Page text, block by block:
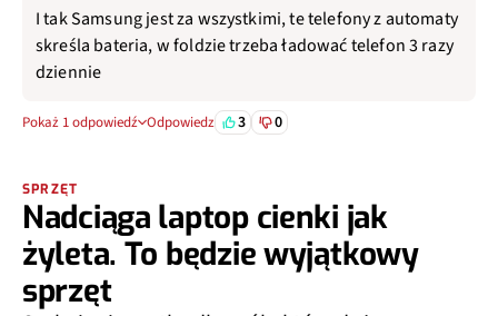
I tak Samsung jest za wszystkimi, te telefony z automaty
skreśla bateria, w foldzie trzeba ładować telefon 3 razy
dziennie
Pokaż 1 odpowiedź Odpowiedz 3 0
SPRZĘT
Nadciąga laptop cienki jak
żyleta. To będzie wyjątkowy
sprzęt